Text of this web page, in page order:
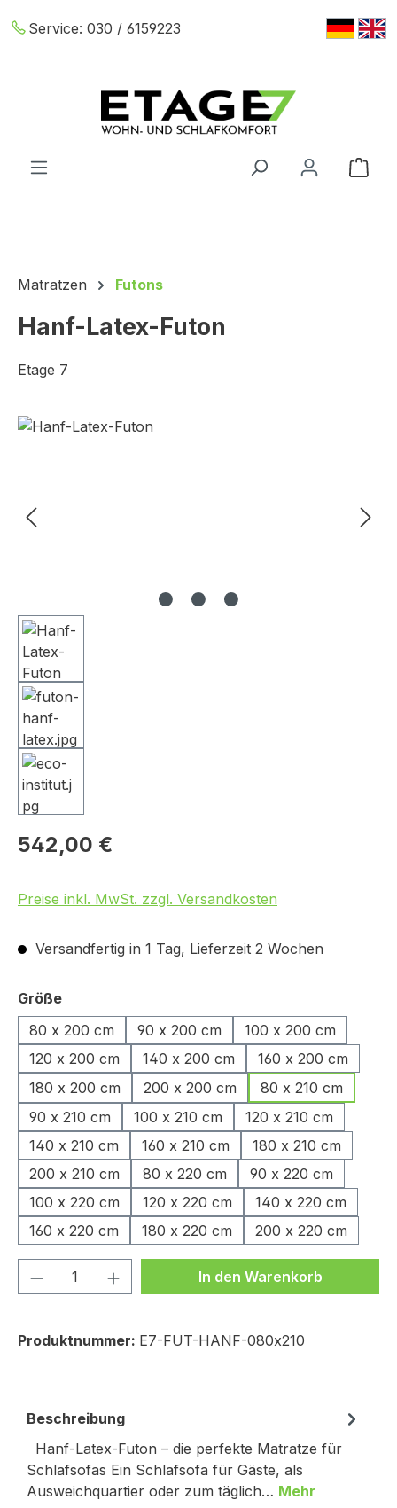
Zum Hauptinhalt springen
Service: 030 / 6159223
Matratzen Futons
Hanf-Latex-Futon
Etage 7
Bildergalerie überspringen
542,00 €
Preise inkl. MwSt. zzgl. Versandkosten
Versandfertig in 1 Tag, Lieferzeit 2 Wochen
Größeauswählen
80 x 200 cm
90 x 200 cm
100 x 200 cm
120 x 200 cm
140 x 200 cm
160 x 200 cm
180 x 200 cm
200 x 200 cm
80 x 210 cm
90 x 210 cm
100 x 210 cm
120 x 210 cm
140 x 210 cm
160 x 210 cm
180 x 210 cm
200 x 210 cm
80 x 220 cm
90 x 220 cm
100 x 220 cm
120 x 220 cm
140 x 220 cm
160 x 220 cm
180 x 220 cm 200 x 220 cm
Produkt Anzahl: Gib denIn den Warenkorb
Produktnummer: E7-FUT-HANF-080x210
Beschreibung
Hanf-Latex-Futon – die perfekte Matratze für
Schlafsofas Ein Schlafsofa für Gäste, als
Ausweichquartier oder zum täglich… Mehr